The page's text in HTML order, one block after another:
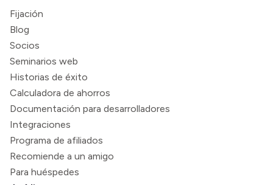
Fijación
Blog
Socios
Seminarios web
Historias de éxito
Calculadora de ahorros
Documentación para desarrolladores
Integraciones
Programa de afiliados
Recomiende a un amigo
Para huéspedes